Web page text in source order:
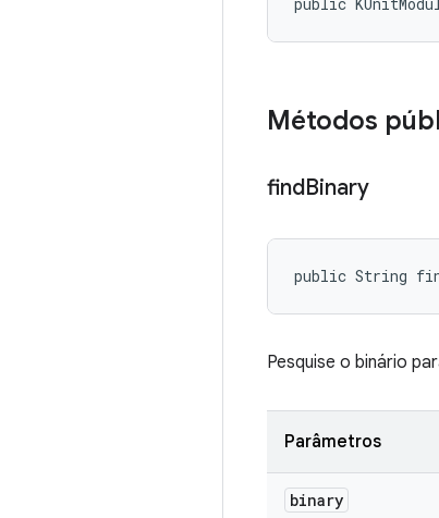
Métodos
findBinary
public String
Pesquise o binário
Parâmetros
binary